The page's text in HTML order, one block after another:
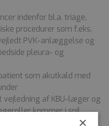
indenfor bl.a. triage,
procedurer som f.eks.
PVK-anlæggelse og
pleura- og
som akutkald med
af KBU-læger og
kommer i spil.
×